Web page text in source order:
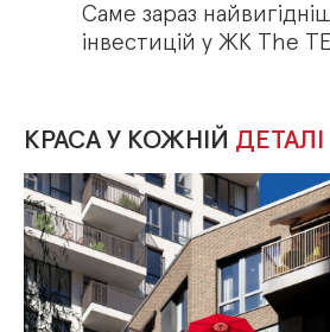
Саме зараз
інвестицій у ЖК The
КРАСА У КОЖНІЙ ДЕТАЛІ